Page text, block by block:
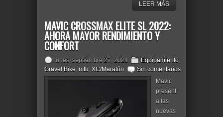
LEER MÁS
MAVIC CROSSMAX ELITE SL 2022:
AHORA MAYOR RENDIMIENTO Y
CONFORT
lunes, septiembre 27, 2021 Equipamiento,
Gravel Bike, mtb, XC/Maratón
Sin comentarios
Mavic
present
a las
nuevas